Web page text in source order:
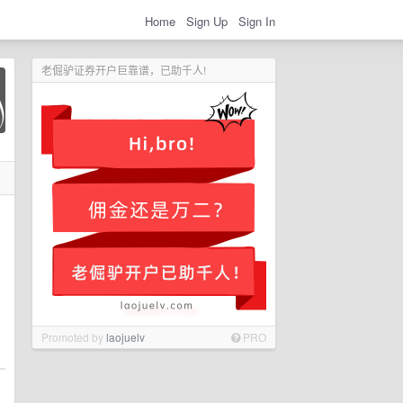
Home Sign Up Sign In
老倔驴证券开户巨靠谱，已助千人!
Promoted bylaojuelv PRO